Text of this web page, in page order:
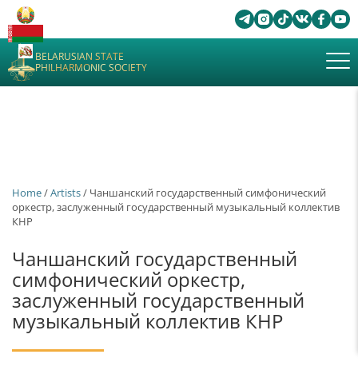
BELARUSIAN STATE
PHILHARMONIC SOCIETY
Home/Artists/ Чаншанский государственный симфонический
оркестр, заслуженный государственный музыкальный коллектив
КНР
Чаншанский государственный
симфонический оркестр,
заслуженный государственный
музыкальный коллектив КНР